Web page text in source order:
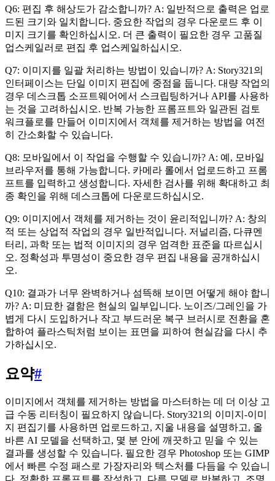
Q6: 편집 후 해상도가 감소합니까? A: 일반적으로 출력은 업로
드된 크기와 일치합니다. 중요한 작업의 경우 다운로드 후 이
미지 크기를 확인하십시오. 더 큰 출력이 필요한 경우 고품질
업스케일러로 편집 후 업스케일하십시오.
Q7: 이미지를 일괄 처리하는 방법이 있습니까? A: Story321의
인터페이스는 단일 이미지 편집에 중점을 둡니다. 대량 작업의
경우 데스크톱 소프트웨어에서 스크립팅하거나 API를 사용하
는 것을 고려하십시오. 반복 가능한 프롬프트와 일관된 검토
워크플로를 만들어 이미지에서 객체를 제거하는 방법을 여전
히 간소화할 수 있습니다.
Q8: 모바일에서 이 작업을 수행할 수 있습니까? A: 예, 모바일
브라우저를 통해 가능합니다. 카메라 롤에서 업로드하고 프롬
프트를 입력하고 생성합니다. 자세한 검사를 위해 확대하고 최
종 확인을 위해 데스크톱에 다운로드하십시오.
Q9: 이미지에서 객체를 제거하는 것이 윤리적입니까? A: 창의
적 또는 상업적 작업의 경우 일반적입니다. 저널리즘, 다큐멘
터리, 과학 또는 법적 이미지의 경우 엄격한 표준을 따르십시
오. 정확성과 투명성이 중요한 경우 편집 내용을 공개하십시
오.
Q10: 결과가 너무 완벽하거나 섬뜩해 보이면 어떻게 해야 합니
까? A: 미묘한 결함은 현실의 일부입니다. 노이즈/그레인을 가
볍게 다시 도입하거나 작고 부드러운 복구 브러시로 전환을 혼
합하여 플라스틱처럼 보이는 표면을 피하여 현실감을 다시 추
가하십시오.
요약#
이미지에서 객체를 제거하는 방법을 마스터하는 데 더 이상 고
급 수동 리터칭이 필요하지 않습니다. Story321의 이미지-이미
지 편집기를 사용하면 업로드하고, 지울 내용을 설명하고, 올
바른 AI 모델을 선택하고, 몇 분 안에 깨끗하고 믿을 수 있는
결과를 생성할 수 있습니다. 필요한 경우 Photoshop 또는 GIMP
에서 빠른 수정 패스로 가장자리와 텍스처를 다듬을 수 있습니
다. 정확한 프롬프트를 작성하고, 다른 모델로 반복하고, 조명,